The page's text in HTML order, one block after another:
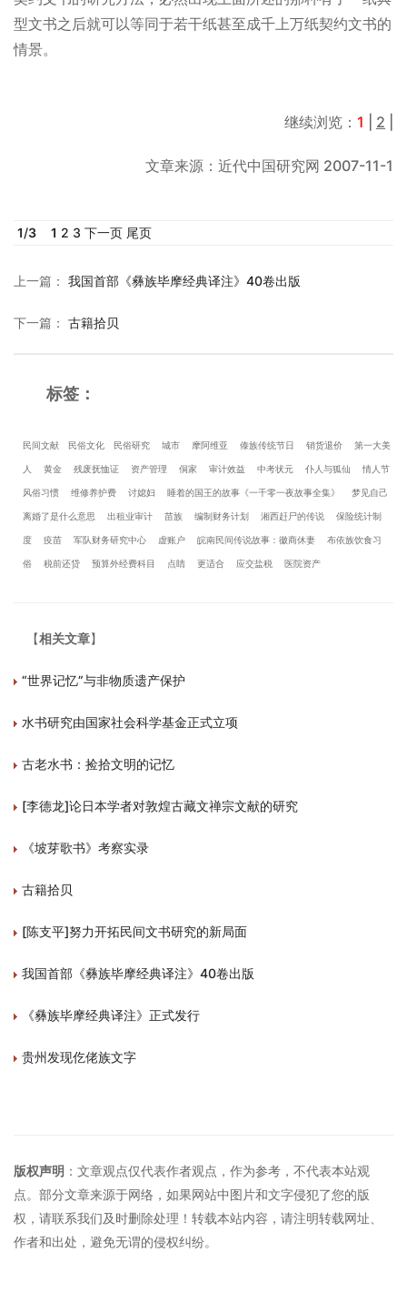
型文书之后就可以等同于若干纸甚至成千上万纸契约文书的
情景。
继续浏览： 1 2
文章来源：近代中国研究网 2007-11-1
1/3 1 2 3 下一页 尾页
上一篇 ： 我国首部《彝族毕摩经典译注》40卷出版
下一篇 ： 古籍拾贝
标签：
民间文献 民俗文化 民俗研究 城市 摩阿维亚 傣族传统节日 销货退价 第一大美
人 黄金 残废抚恤证 资产管理 侗家 审计效益 中考状元 仆人与狐仙 情人节
风俗习惯 维修养护费 讨媳妇 睡着的国王的故事《一千零一夜故事全集》 梦见自己
离婚了是什么意思 出租业审计 苗族 编制财务计划 湘西赶尸的传说 保险统计制
度 疫苗 军队财务研究中心 虚账户 皖南民间传说故事：徽商休妻 布依族饮食习
俗 税前还贷 预算外经费科目 点睛 更适合 应交盐税 医院资产
【相关文章】
“世界记忆”与非物质遗产保护
水书研究由国家社会科学基金正式立项
古老水书：捡拾文明的记忆
[李德龙]论日本学者对敦煌古藏文禅宗文献的研究
《坡芽歌书》考察实录
古籍拾贝
[陈支平]努力开拓民间文书研究的新局面
我国首部《彝族毕摩经典译注》40卷出版
《彝族毕摩经典译注》正式发行
贵州发现仡佬族文字
版权声明 ：文章观点仅代表作者观点，作为参考，不代表本站观
点。部分文章来源于网络，如果网站中图片和文字侵犯了您的版
权，请联系我们及时删除处理！转载本站内容，请注明转载网址、
作者和出处，避免无谓的侵权纠纷。